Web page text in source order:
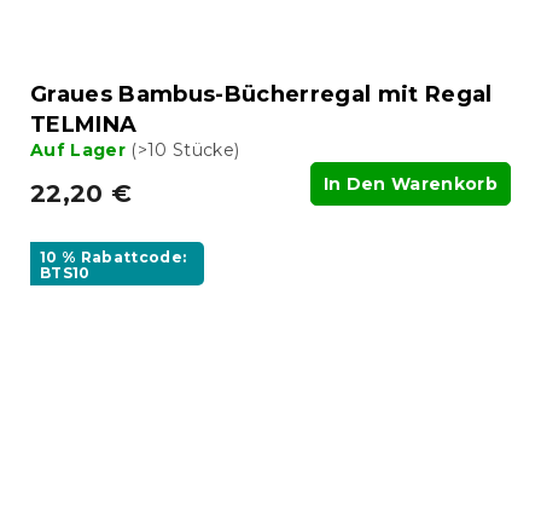
Graues Bambus-Bücherregal mit Regal
TELMINA
Auf Lager (>10 Stücke)
22,20 € In Den Warenkorb
10 % Rabattcode:
BTS10